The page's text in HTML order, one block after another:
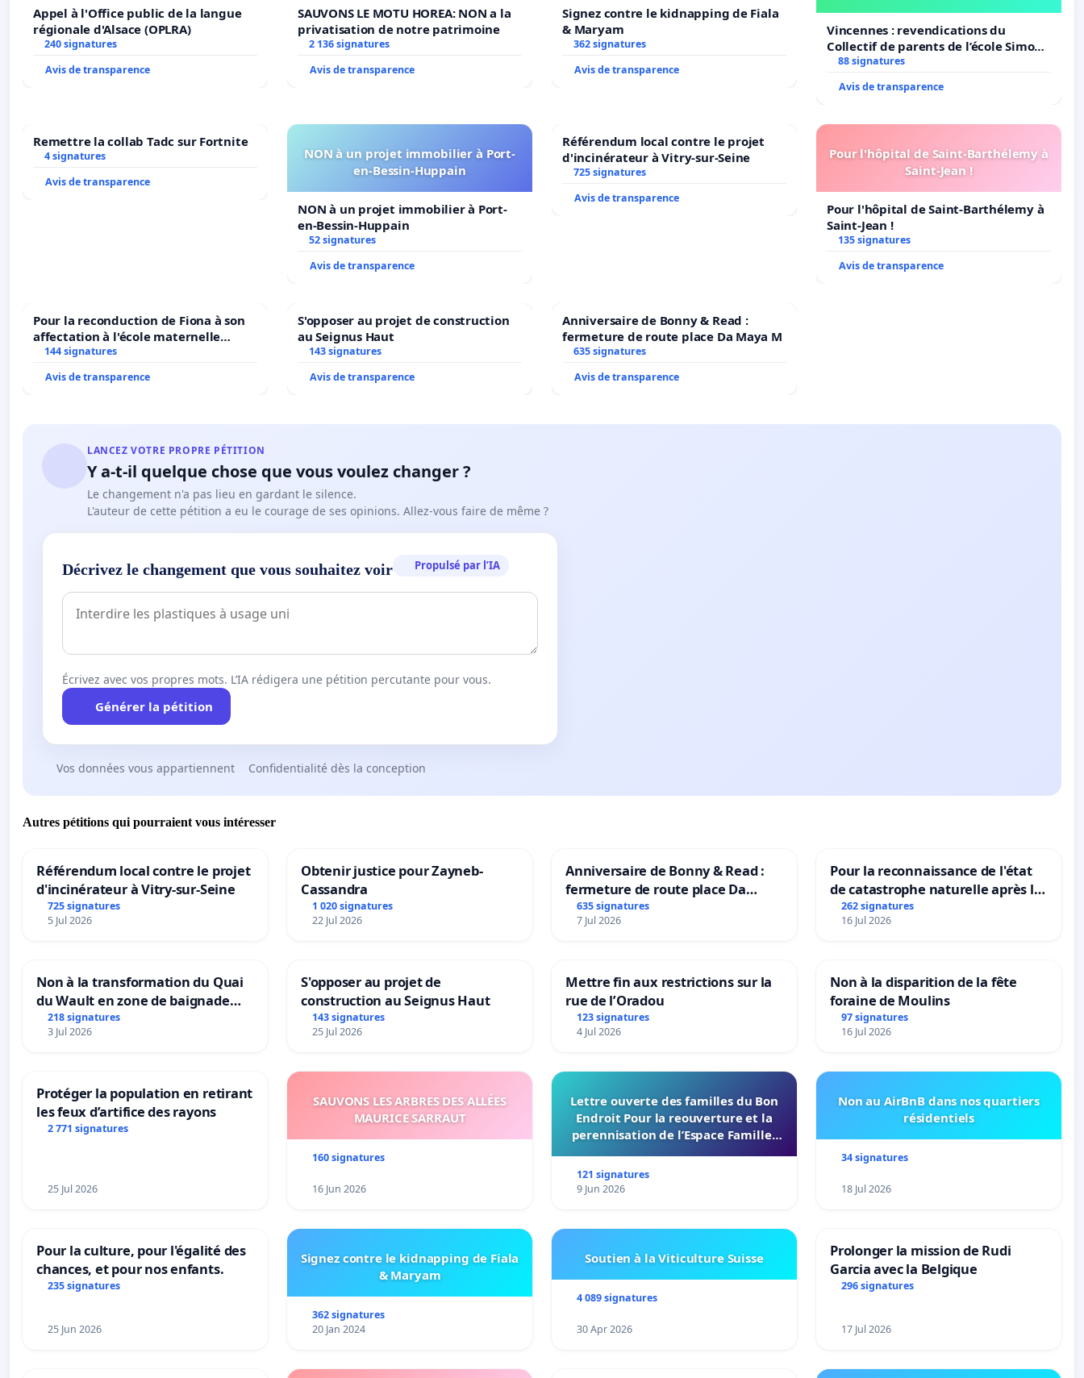
Appel à l'Office public de la langue
régionale d'Alsace (OPLRA)
240 signatures
Avis de transparence
SAUVONS LE MOTU HOREA: NON a la
privatisation de notre patrimoine
2 136 signatures
Avis de transparence
Signez contre le kidnapping de Fiala
& Maryam
362 signatures
Avis de transparence
Vincennes : revendications du
Collectif de parents de l’école Simone
Veil
88 signatures
Avis de transparence
Remettre la collab Tadc sur Fortnite
4 signatures
Avis de transparence
NON à un projet immobilier à Port-
en-Bessin-Huppain
NON à un projet immobilier à Port-
en-Bessin-Huppain
52 signatures
Avis de transparence
Référendum local contre le projet
d'incinérateur à Vitry-sur-Seine
725 signatures
Avis de transparence
Pour l'hôpital de Saint-Barthélemy à
Saint-Jean !
Pour l'hôpital de Saint-Barthélemy à
Saint-Jean !
135 signatures
Avis de transparence
Pour la reconduction de Fiona à son
affectation à l'école maternelle
LAMARTINE auprès de Léo N. en
144 signatures
Avis de transparence
S'opposer au projet de construction
au Seignus Haut
143 signatures
Avis de transparence
Anniversaire de Bonny & Read :
fermeture de route place Da Maya M
635 signatures
Avis de transparence
LANCEZ VOTRE PROPRE PÉTITION
Y a-t-il quelque chose que vous voulez changer ?
Le changement n'a pas lieu en gardant le silence.
L'auteur de cette pétition a eu le courage de ses opinions. Allez-vous faire de même ?
Décrivez le changement que vous souhaitez voir Propulsé par l’IA
Écrivez avec vos propres mots. L’IA rédigera une pétition percutante pour vous.
Générer la pétition
Vos données vous appartiennent Confidentialité dès la conception
Autres pétitions qui pourraient vous intéresser
Référendum local contre le projet
d'incinérateur à Vitry-sur-Seine
725 signatures
5 Jul 2026
Obtenir justice pour Zayneb-
Cassandra
1 020 signatures
22 Jul 2026
Anniversaire de Bonny & Read :
fermeture de route place Da
Maya M
635 signatures
7 Jul 2026
Pour la reconnaissance de l'état
de catastrophe naturelle après la
grêle du 15 juillet 2026 à Aubenas
et ses alentours
262 signatures
16 Jul 2026
Non à la transformation du Quai
du Wault en zone de baignade
urbaine
218 signatures
3 Jul 2026
S'opposer au projet de
construction au Seignus Haut
143 signatures
25 Jul 2026
Mettre fin aux restrictions sur la
rue de l’Oradou
123 signatures
4 Jul 2026
Non à la disparition de la fête
foraine de Moulins
97 signatures
16 Jul 2026
Protéger la population en retirant
les feux d’artifice des rayons
2 771 signatures
25 Jul 2026
SAUVONS LES ARBRES DES ALLÉES
MAURICE SARRAUT
160 signatures
16 Jun 2026
Lettre ouverte des familles du Bon
Endroit Pour la reouverture et la
perennisation de l’Espace Familles
121 signatures
9 Jun 2026
Non au AirBnB dans nos quartiers
résidentiels
34 signatures
18 Jul 2026
Pour la culture, pour l'égalité des
chances, et pour nos enfants.
235 signatures
25 Jun 2026
Signez contre le kidnapping de Fiala
& Maryam
362 signatures
20 Jan 2024
Soutien à la Viticulture Suisse
4 089 signatures
30 Apr 2026
Prolonger la mission de Rudi
Garcia avec la Belgique
296 signatures
17 Jul 2026